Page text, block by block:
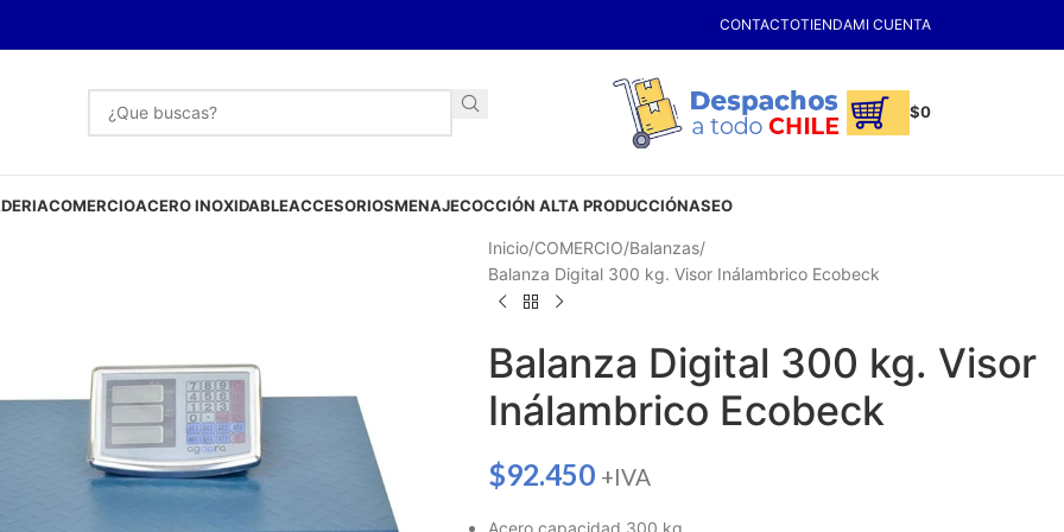
CONTACTOTIENDAMI CUENTA
$0
COMERCIOACERO INOXIDABLEACCESORIOSMENAJECOCCIÓN ALTA PRODUCCIÓNASEO
Inicio COMERCIO Balanzas
Balanza Digital 300 kg. Visor Inálambrico Ecobeck
Balanza Digital 300 kg. Visor
Inálambrico Ecobeck
$92.450 +IVA
Acero capacidad 300 kg